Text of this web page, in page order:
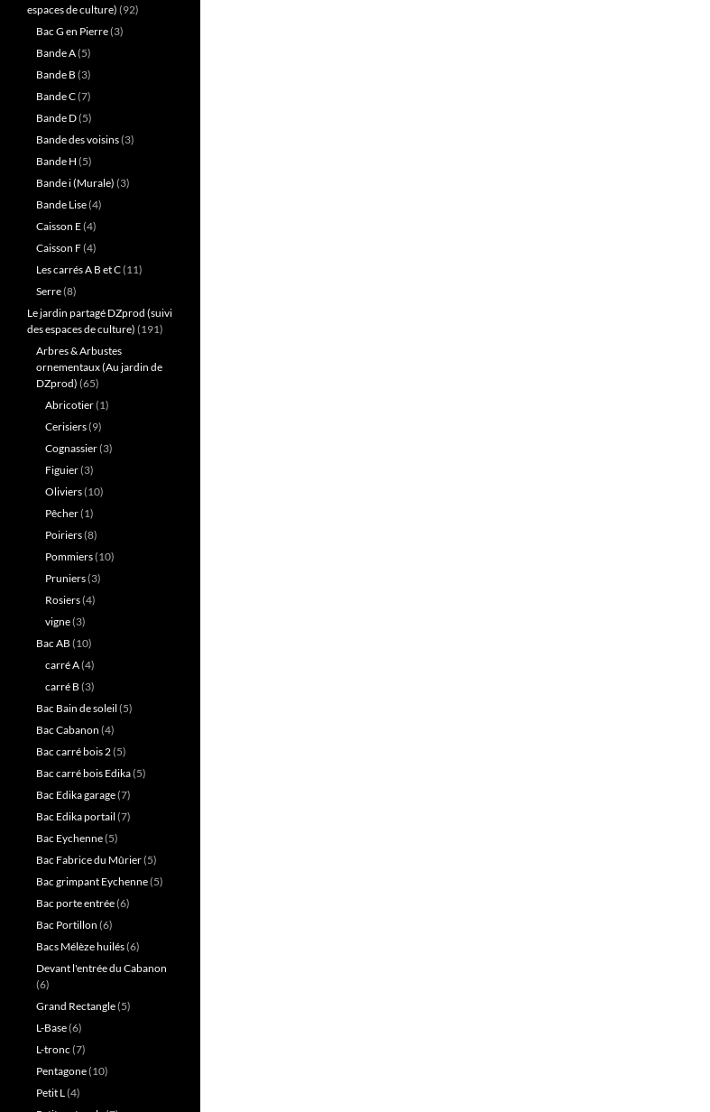
espaces de culture) (92)
Bac G en Pierre(3)
Bande A(5)
Bande B (3)
Bande C(7)
Bande D(5)
Bande des voisins(3)
Bande H (5)
Bande i (Murale) (3)
Bande Lise(4)
Caisson E(4)
Caisson F(4)
Les carrés A B et C(11)
Serre(8)
Le jardin partagé DZprod (suivi
des espaces de culture) (191)
Arbres & Arbustes
ornementaux (Au jardin de
DZprod) (65)
Abricotier(1)
Cerisiers(9)
Cognassier(3)
Figuier(3)
Oliviers(10)
Pêcher(1)
Poiriers(8)
Pommiers(10)
Pruniers(3)
Rosiers(4)
vigne(3)
Bac AB (10)
carré A(4)
carré B (3)
Bac Bain de soleil (5)
Bac Cabanon (4)
Bac carré bois 2(5)
Bac carré bois Edika(5)
Bac Edika garage(7)
Bac Edika portail (7)
Bac Eychenne(5)
Bac Fabrice du Mûrier(5)
Bac grimpant Eychenne(5)
Bac porte entrée(6)
Bac Portillon (6)
Bacs Mélèze huilés(6)
Devant l'entrée du Cabanon
(6)
Grand Rectangle(5)
L-Base(6)
L-tronc (7)
Pentagone(10)
Petit L(4)